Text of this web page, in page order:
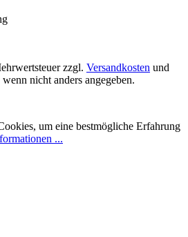
zzgl. Versandkosten und
nicht anders angegeben.
um eine bestmögliche Erfahrung
...